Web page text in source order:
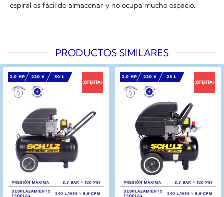
espiral es fácil de almacenar y no ocupa mucho espacio.
PRODUCTOS SIMILARES
¡OFERTA! ¡OFERTA!